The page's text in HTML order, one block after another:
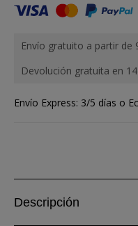
Envío gratuito a partir de
Devolución gratuita en
Envío Express: 3/5 días o
Descripción